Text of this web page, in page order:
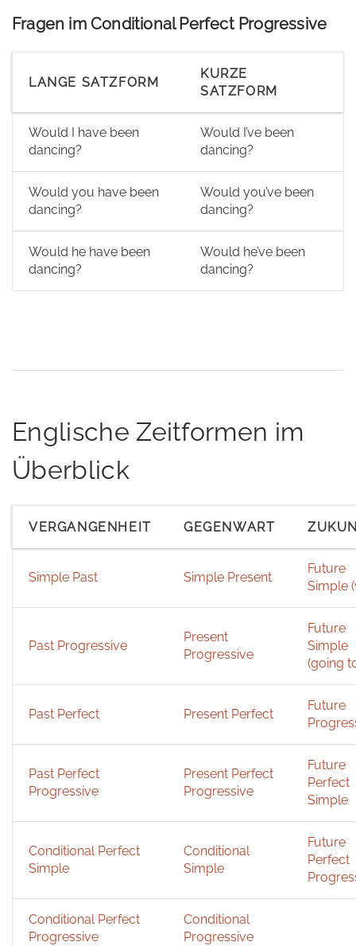
Fragen im Conditional Perfect Progressive
LANGE SATZFORM
KURZE
SATZFORM
Would I have been
dancing?
Would I’ve been
dancing?
Would you have been
dancing?
Would you’ve been
dancing?
Would he have been
dancing?
Would he’ve been
dancing?
Englische Zeitformen im
Überblick
VERGANGENHEIT GEGENWART
Simple Past Simple Present
Future
Simple
Past Progressive
Present
Progressive
Future
Simple
(going
Past Perfect Present Perfect
Future
Past Perfect
Progressive
Present Perfect
Progressive
Future
Perfect
Simple
Conditional Perfect
Simple
Conditional
Simple
Future
Perfect
Conditional Perfect
Progressive
Conditional
Progressive